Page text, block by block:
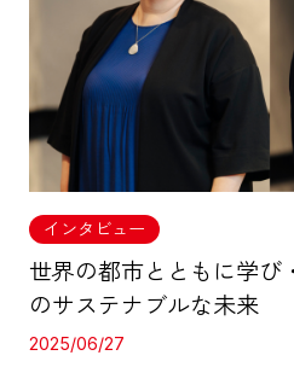
インタビュー
世界の都市とともに学び
のサステナブルな未来
2025/06/27